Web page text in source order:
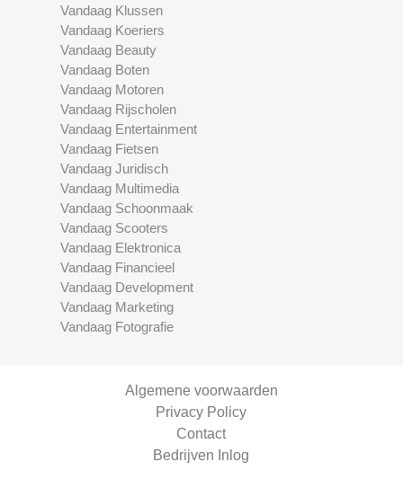
Vandaag Klussen
Vandaag Koeriers
Vandaag Beauty
Vandaag Boten
Vandaag Motoren
Vandaag Rijscholen
Vandaag Entertainment
Vandaag Fietsen
Vandaag Juridisch
Vandaag Multimedia
Vandaag Schoonmaak
Vandaag Scooters
Vandaag Elektronica
Vandaag Financieel
Vandaag Development
Vandaag Marketing
Vandaag Fotografie
Algemene voorwaarden
Privacy Policy
Contact
Bedrijven Inlog